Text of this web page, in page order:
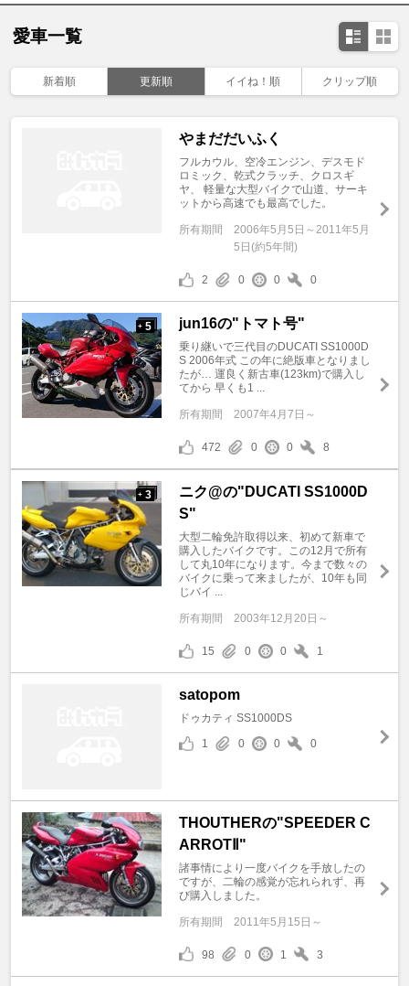
愛車一覧
新着順 更新順 イイね！順 クリップ順
やまだだいふく
フルカウル、空冷エンジン、デスモド
ロミック、乾式クラッチ、クロスギ
ヤ、 軽量な大型バイクで山道、サーキ
ットから高速でも最高でした。
所有期間
2006年5月5日～2011年5月
5日(約5年間)
2 0 0 0
+ 5 jun16の"トマト号"
乗り継いで三代目のDUCATI SS1000D
S 2006年式 この年に絶版車となりまし
たが… 運良く新古車(123km)で購入し
てから 早くも1 ...
所有期間 2007年4月7日～
472 0 0 8
+ 3
ニク@の"DUCATI SS1000D
S"
大型二輪免許取得以来、初めて新車で
購入したバイクです。この12月で所有
して丸10年になります。今まで数々の
バイクに乗って来ましたが、10年も同
じバイ ...
所有期間 2003年12月20日～
15 0 0 1
satopom
ドゥカティ SS1000DS
1
0 0 0
THOUTHERの"SPEEDER C
ARROTⅡ"
諸事情により一度バイクを手放したの
ですが、二輪の感覚が忘れられず、再
び購入しました。
所有期間 2011年5月15日～
98 0 1 3